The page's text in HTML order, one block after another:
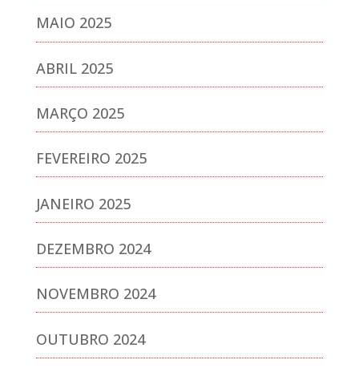
MAIO 2025
ABRIL 2025
MARÇO 2025
FEVEREIRO 2025
JANEIRO 2025
DEZEMBRO 2024
NOVEMBRO 2024
OUTUBRO 2024